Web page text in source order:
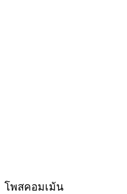
โพสคอมเม้น